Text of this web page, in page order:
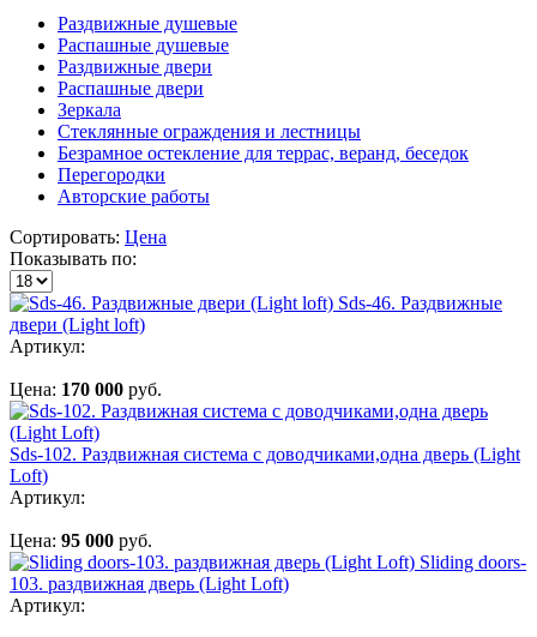
Раздвижные душевые
Распашные душевые
Раздвижные двери
Распашные двери
Зеркала
Стеклянные ограждения и лестницы
Безрамное остекление для террас, веранд, беседок
Перегородки
Авторские работы
Сортировать: Цена
Показывать по:
Sds-46. Раздвижные
двери (Light loft)
Артикул:
Цена: 170 000 руб.
Sds-102. Раздвижная система c доводчиками,одна дверь (Light
Loft)
Артикул:
Цена: 95 000 руб.
Sliding doors-
103. раздвижная дверь (Light Loft)
Артикул: